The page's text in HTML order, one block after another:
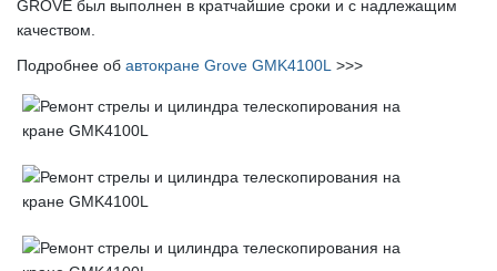
GROVE был выполнен в кратчайшие сроки и с надлежащим
качеством.
Подробнее об автокране Grove GMK4100L >>>